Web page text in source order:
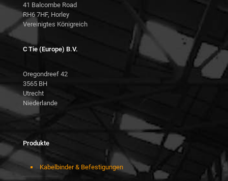
41 Balcombe Road
RH6 7HF, Horley
Vereinigtes Königreich
C Tie (Europe) B.V.
Oregondreef 42
3565 BH
Utrecht
Niederlande
Produkte
Kabelbinder & Befestigungen